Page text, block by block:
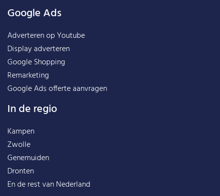
Google Ads
Adverteren op Youtube
Display adverteren
Google Shopping
Remarketing
Google Ads offerte aanvragen
In de regio
Kampen
Zwolle
Genemuiden
Dronten
En de rest vanNederland